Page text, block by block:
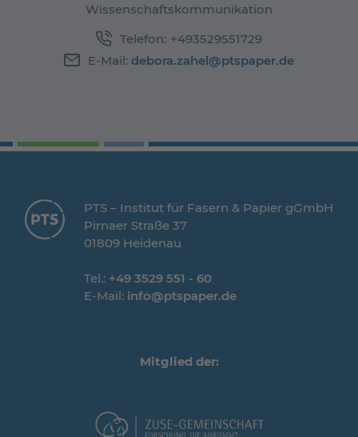
Wissenschaftskommunikation
Telefon: +493529551729
E-Mail: debora.zahel@ptspaper.de
PTS – Institut für Fasern & Papier gGmbH
Pirnaer Straße 37
01809 Heidenau
Tel.: +49 3529 551 - 60
E-Mail: info@ptspaper.de
Mitglied der: